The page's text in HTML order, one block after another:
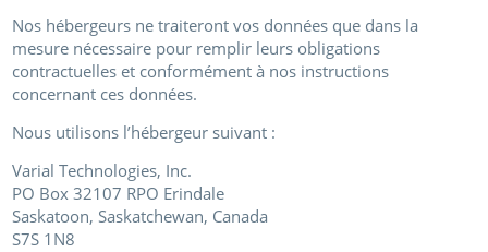
Nos hébergeurs ne traiteront vos données que dans la
mesure nécessaire pour remplir leurs obligations
contractuelles et conformément à nos instructions
concernant ces données.
Nous utilisons l’hébergeur suivant :
Varial Technologies, Inc.
PO Box 32107 RPO Erindale
Saskatoon, Saskatchewan, Canada
S7S 1N8